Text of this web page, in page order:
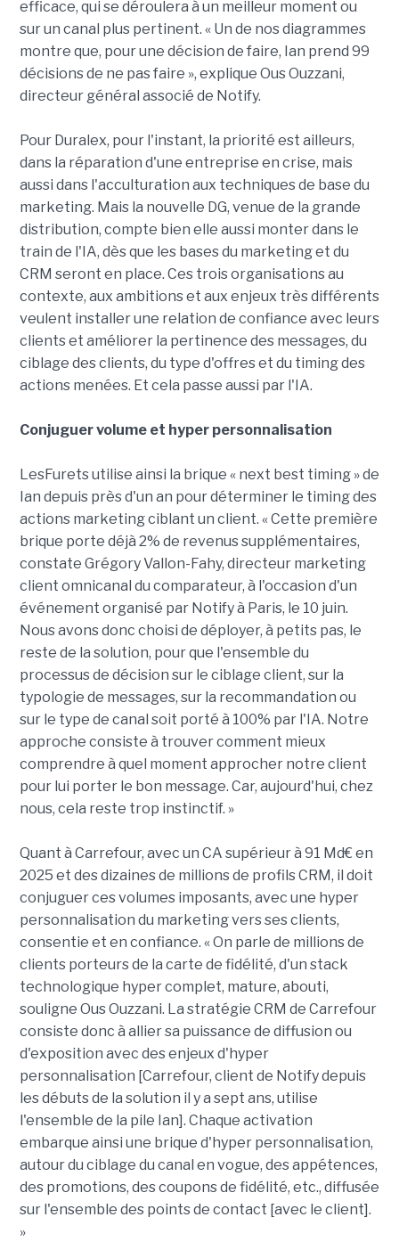
efficace, qui se déroulera à un meilleur moment ou
sur un canal plus pertinent. « Un de nos diagrammes
montre que, pour une décision de faire, Ian prend 99
décisions de ne pas faire », explique Ous Ouzzani,
directeur général associé de Notify.
Pour Duralex, pour l'instant, la priorité est ailleurs,
dans la réparation d'une entreprise en crise, mais
aussi dans l'acculturation aux techniques de base du
marketing. Mais la nouvelle DG, venue de la grande
distribution, compte bien elle aussi monter dans le
train de l'IA, dès que les bases du marketing et du
CRM seront en place. Ces trois organisations au
contexte, aux ambitions et aux enjeux très différents
veulent installer une relation de confiance avec leurs
clients et améliorer la pertinence des messages, du
ciblage des clients, du type d'offres et du timing des
actions menées. Et cela passe aussi par l'IA.
Conjuguer volume et hyper personnalisation
LesFurets utilise ainsi la brique « next best timing » de
Ian depuis près d'un an pour déterminer le timing des
actions marketing ciblant un client. « Cette première
brique porte déjà 2% de revenus supplémentaires,
constate Grégory Vallon-Fahy, directeur marketing
client omnicanal du comparateur, à l'occasion d'un
événement organisé par Notify à Paris, le 10 juin.
Nous avons donc choisi de déployer, à petits pas, le
reste de la solution, pour que l'ensemble du
processus de décision sur le ciblage client, sur la
typologie de messages, sur la recommandation ou
sur le type de canal soit porté à 100% par l'IA. Notre
approche consiste à trouver comment mieux
comprendre à quel moment approcher notre client
pour lui porter le bon message. Car, aujourd'hui, chez
nous, cela reste trop instinctif. »
Quant à Carrefour, avec un CA supérieur à 91 Md€ en
2025 et des dizaines de millions de profils CRM, il doit
conjuguer ces volumes imposants, avec une hyper
personnalisation du marketing vers ses clients,
consentie et en confiance. « On parle de millions de
clients porteurs de la carte de fidélité, d'un stack
technologique hyper complet, mature, abouti,
souligne Ous Ouzzani. La stratégie CRM de Carrefour
consiste donc à allier sa puissance de diffusion ou
d'exposition avec des enjeux d'hyper
personnalisation [Carrefour, client de Notify depuis
les débuts de la solution il y a sept ans, utilise
l'ensemble de la pile Ian]. Chaque activation
embarque ainsi une brique d'hyper personnalisation,
autour du ciblage du canal en vogue, des appétences,
des promotions, des coupons de fidélité, etc., diffusée
sur l'ensemble des points de contact [avec le client].
»